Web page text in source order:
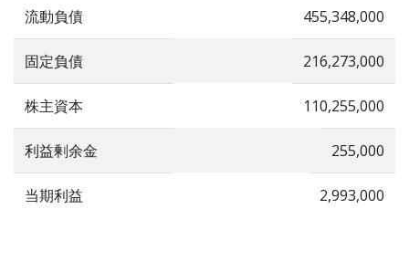
流動負債 455,348,000
固定負債 216,273,000
株主資本 110,255,000
利益剰余金 255,000
当期利益 2,993,000